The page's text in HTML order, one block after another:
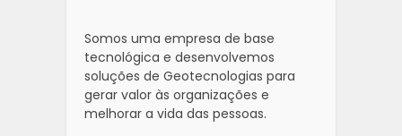
Somos uma empresa de base
tecnológica e desenvolvemos
soluções de Geotecnologias para
gerar valor às organizações e
melhorar a vida das pessoas.